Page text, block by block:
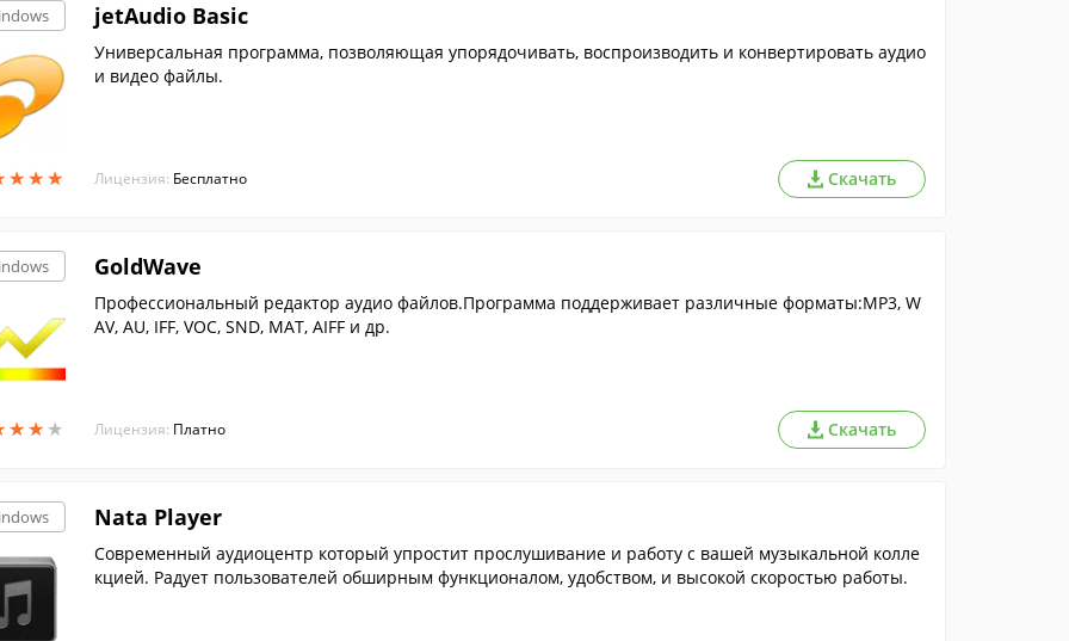
★★★
★★★
jetAudio Basic
Универсальная программа, позволяющая упорядочивать, воспроизводить и конвертировать аудио
и видео файлы.
Лицензия: Бесплатно Скачать
★★ ★
★★ ★
GoldWave
Профессиональный редактор аудио файлов.Программа поддерживает различные форматы:MP3, W
AV, AU, IFF, VOC, SND, MAT, AIFF и др.
Лицензия: Платно Скачать
Nata Player
Современный аудиоцентр который упростит прослушивание и работу с вашей музыкальной колле
кцией. Радует пользователей обширным функционалом, удобством, и высокой скоростью работы.